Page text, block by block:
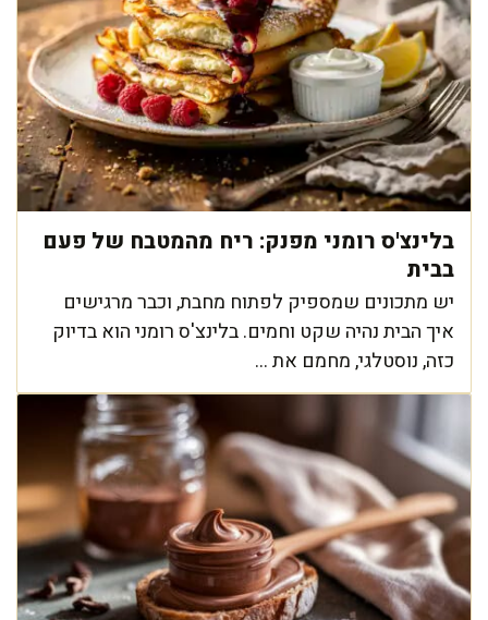
בלינצ'ס רומני מפנק: ריח מהמטבח של פעם
בבית
יש מתכונים שמספיק לפתוח מחבת, וכבר מרגישים
איך הבית נהיה שקט וחמים. בלינצ'ס רומני הוא בדיוק
כזה, נוסטלגי, מחמם את ...